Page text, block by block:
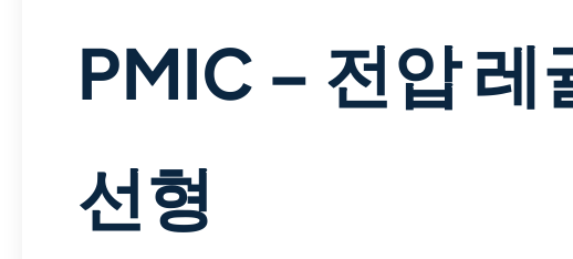
PMIC – 전압 레
선형